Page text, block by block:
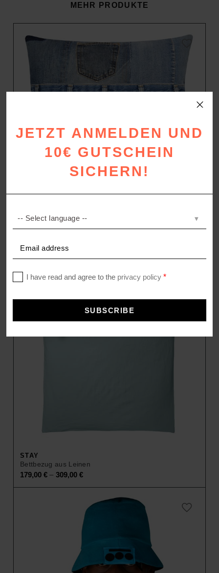
MEHR PRODUKTE
STAY
Bettbezug aus Leinen
179,00 € – 309,00 €
JETZT ANMELDEN UND
10€ GUTSCHEIN
SICHERN!